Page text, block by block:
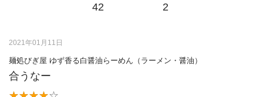
42 2
2021年01月11日
麺処びぎ屋 ゆず香る白醤油らーめん（ラーメン・醤油）
合うなー